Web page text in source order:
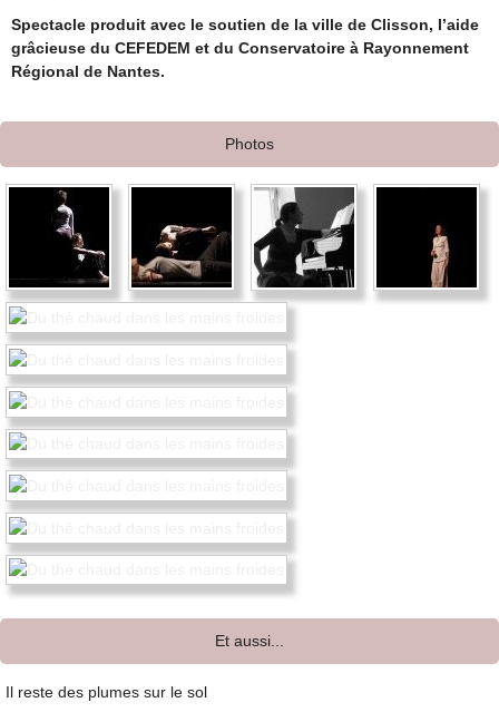
Spectacle produit avec le soutien de la ville de Clisson, l’aide
grâcieuse du CEFEDEM et du Conservatoire à Rayonnement
Régional de Nantes.
Photos
Et aussi...
Il reste des plumes sur le sol